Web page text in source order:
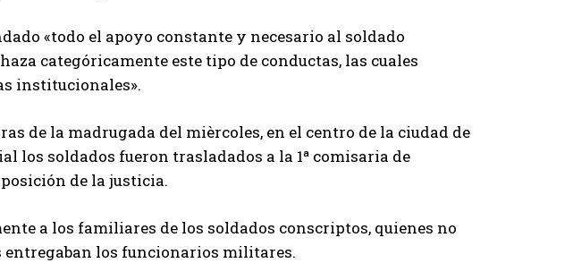
«todo el apoyo constante y necesario al soldado
categóricamente este tipo de conductas, las cuales
institucionales».
de la madrugada del mièrcoles, en el centro de la ciudad de
los soldados fueron trasladados a la 1ª comisaria de
de la justicia.
a los familiares de los soldados conscriptos, quienes no
los funcionarios militares.